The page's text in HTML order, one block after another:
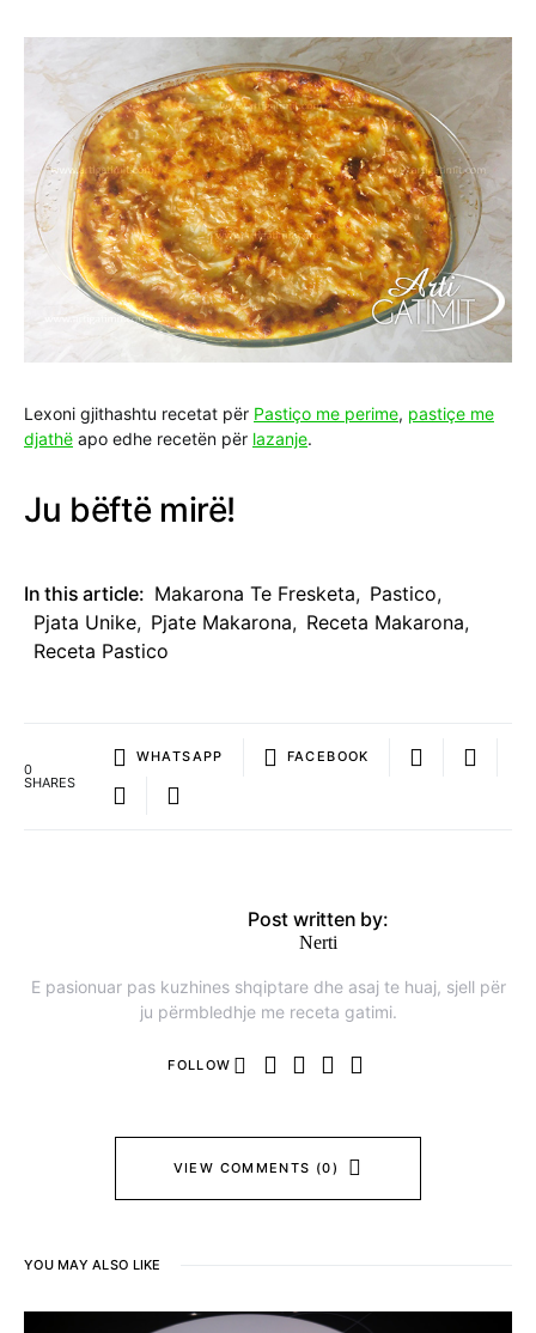
Lexoni gjithashtu recetat për Pastiço me perime, pastiçe me
djathë apo edhe recetën për lazanje.
Ju bëftë mirë!
In this article: Makarona Te Fresketa, Pastico,
Pjata Unike, Pjate Makarona, Receta Makarona,
Receta Pastico
0
SHARES
WHATSAPP FACEBOOK
Post written by:
Nerti
E pasionuar pas kuzhines shqiptare dhe asaj te huaj, sjell për
ju përmbledhje me receta gatimi.
FOLLOW
VIEW COMMENTS (0)
YOU MAY ALSO LIKE